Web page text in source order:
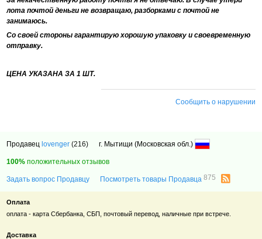
лота почтой деньги не возвращаю, разборками с почтой не
занимаюсь.
Со своей стороны гарантирую хорошую упаковку и своевременную
отправку.
ЦЕНА УКАЗАНА ЗА 1 ШТ.
Сообщить о нарушении
Продавец lovenger (216) г. Мытищи (Московская обл.)
100% положительных отзывов
Задать вопрос Продавцу Посмотреть товары Продавца875
Оплата
оплата - карта Сбербанка, СБП, почтовый перевод, наличные при встрече.
Доставка